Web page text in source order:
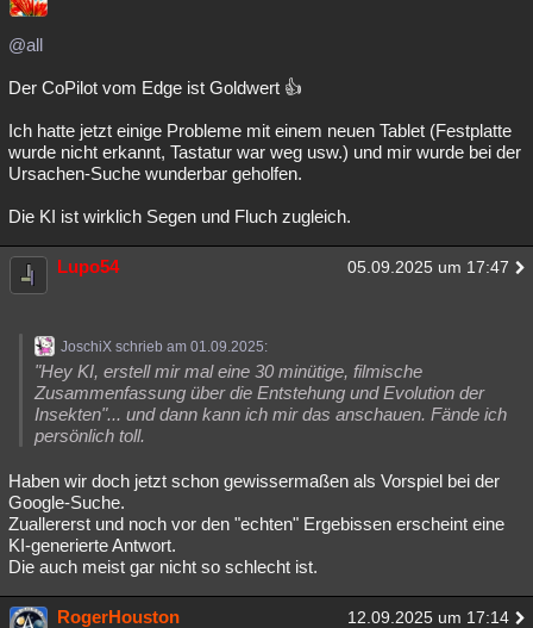
@all
Der CoPilot vom Edge ist Goldwert 👍
Ich hatte jetzt einige Probleme mit einem neuen Tablet (Festplatte
wurde nicht erkannt, Tastatur war weg usw.) und mir wurde bei der
Ursachen-Suche wunderbar geholfen.
Die KI ist wirklich Segen und Fluch zugleich.
Lupo54 05.09.2025 um 17:47
JoschiX schrieb am 01.09.2025:
"Hey KI, erstell mir mal eine 30 minütige, filmische
Zusammenfassung über die Entstehung und Evolution der
Insekten"... und dann kann ich mir das anschauen. Fände ich
persönlich toll.
Haben wir doch jetzt schon gewissermaßen als Vorspiel bei der
Google-Suche.
Zuallererst und noch vor den "echten" Ergebissen erscheint eine
KI-generierte Antwort.
Die auch meist gar nicht so schlecht ist.
RogerHouston 12.09.2025 um 17:14